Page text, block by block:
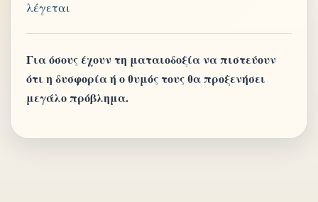
λέγεται
Για όσους έχουν τη ματαιοδοξία να πιστεύουν
ότι η δυσφορία ή ο θυμός τους θα προξενήσει
μεγάλο πρόβλημα.